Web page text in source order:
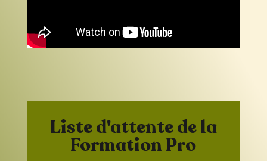
Liste d'attente de la
Formation Pro